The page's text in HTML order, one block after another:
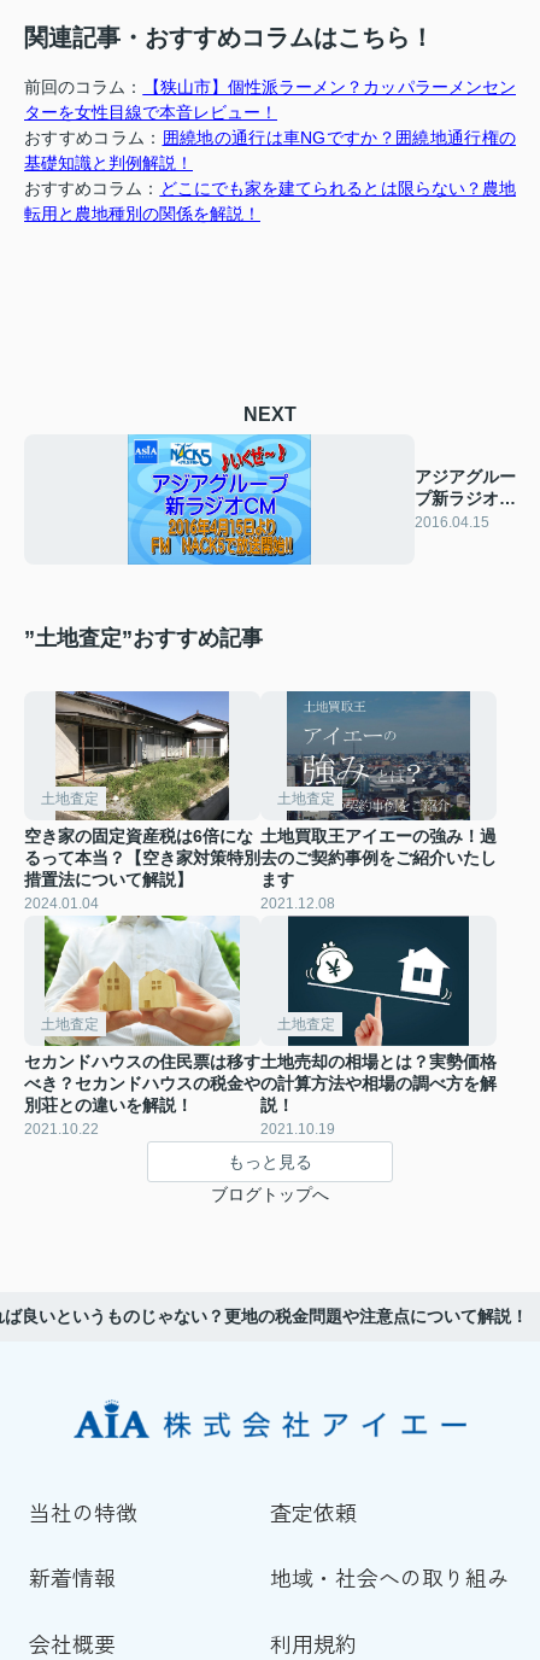
関連記事・おすすめコラムはこちら！
前回のコラム：
【狭山市】個性派ラーメン？カッパラーメンセン
ターを女性目線で本音レビュー！
おすすめコラム： 囲繞地の通行は車NGですか？囲繞地通行権の
基礎知識と判例解説！
おすすめコラム： どこにでも家を建てられるとは限らない？農地
転用と農地種別の関係を解説！
NEXT
アジアグルー
プ新ラジオ
CM放送開
2016.04.15
”土地査定”おすすめ記事
土地査定
空き家の固定資産税は6倍にな
るって本当？【空き家対策特別
措置法について解説】
2024.01.04
土地査定
土地買取王アイエーの強み！過
去のご契約事例をご紹介いたし
ます
2021.12.08
土地査定
セカンドハウスの住民票は移す
べき？セカンドハウスの税金や
別荘との違いを解説！
2021.10.22
土地査定
土地売却の相場とは？実勢価格
の計算方法や相場の調べ方を解
説！
2021.10.19
もっと見る
ブログトップへ
良いというものじゃない？更地の税金問題や注意点について解説！
当社の特徴 査定依頼
新着情報 地域・社会への取り組み
会社概要 利用規約